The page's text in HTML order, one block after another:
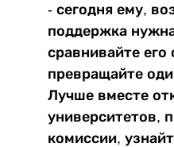
- сегодня ему,
поддержка
сравнивайте его
превращайте
Лучше вместе
университетов,
комиссии,